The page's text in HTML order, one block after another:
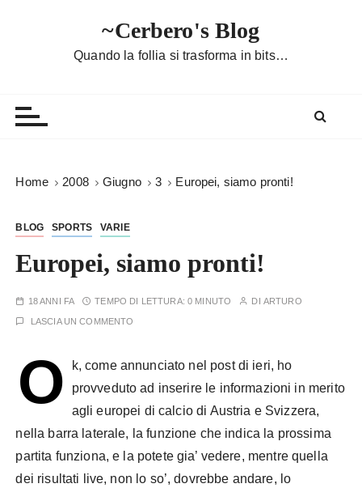
~Cerbero's Blog
Quando la follia si trasforma in bits…
Home 2008 Giugno 3 Europei, siamo pronti!
BLOG SPORTS VARIE
Europei, siamo pronti!
18 ANNI FA TEMPO DI LETTURA: 0 MINUTO DI ARTURO
LASCIA UN COMMENTO
O
k, come annunciato nel post di ieri, ho
provveduto ad inserire le informazioni in merito
agli europei di calcio di Austria e Svizzera,
nella barra laterale, la funzione che indica la prossima
partita funziona, e la potete gia’ vedere, mentre quella
dei risultati live, non lo so’, dovrebbe andare, lo